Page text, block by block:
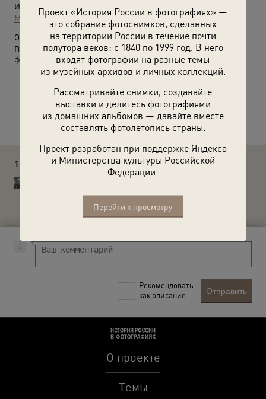
Проект «История России в фотографиях» —
это собрание фотоснимков, сделанных
на территории России в течение почти
полутора веков: с 1840 по 1999 год. В него
входят фотографии на разные темы
из музейных архивов и личных коллекций.
Рассматривайте снимки, создавайте
выставки и делитесь фотографиями
из домашних альбомов — давайте вместе
составлять фотолетопись страны.
Проект разработан при поддержке Яндекса
и Министерства культуры Российской
Федерации.
Перейти к просмотру
Источники:
МАММ / МДФ
О фотографии:
Выставка«Советская несоветская Туркмения»с этой
фотографией.
Расскажите друзьям об этом фото
1 комментарий
Рекомендовать
как описание
Отправить
О проекте
Темы